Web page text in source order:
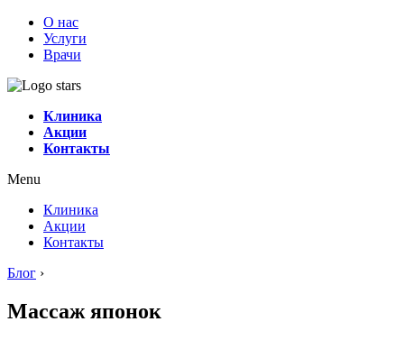
О нас
Услуги
Врачи
Клиника
Акции
Контакты
Menu
Клиника
Акции
Контакты
Блог ›
Массаж японок